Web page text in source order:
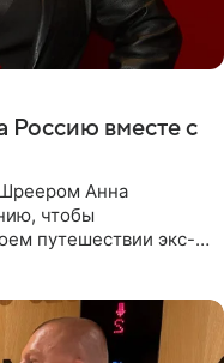
Россию вместе с
Анна
чтобы
путешествии экс-